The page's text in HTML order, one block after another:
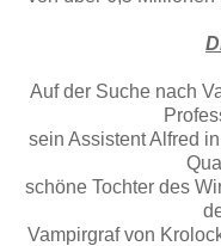
Auf der Suche nach
sein Assistent Alfred
schöne Tochter des
Vampirgraf von